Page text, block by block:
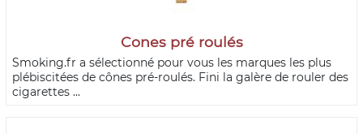
Cones pré roulés
Smoking.fr a sélectionné pour vous les marques les plus
plébiscitées de cônes pré-roulés. Fini la galère de rouler des
cigarettes ...